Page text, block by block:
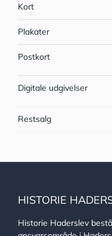
Kort
Plakater
Postkort
Digitale udgivelser
Restsalg
HISTORIE
Historie Haderslev